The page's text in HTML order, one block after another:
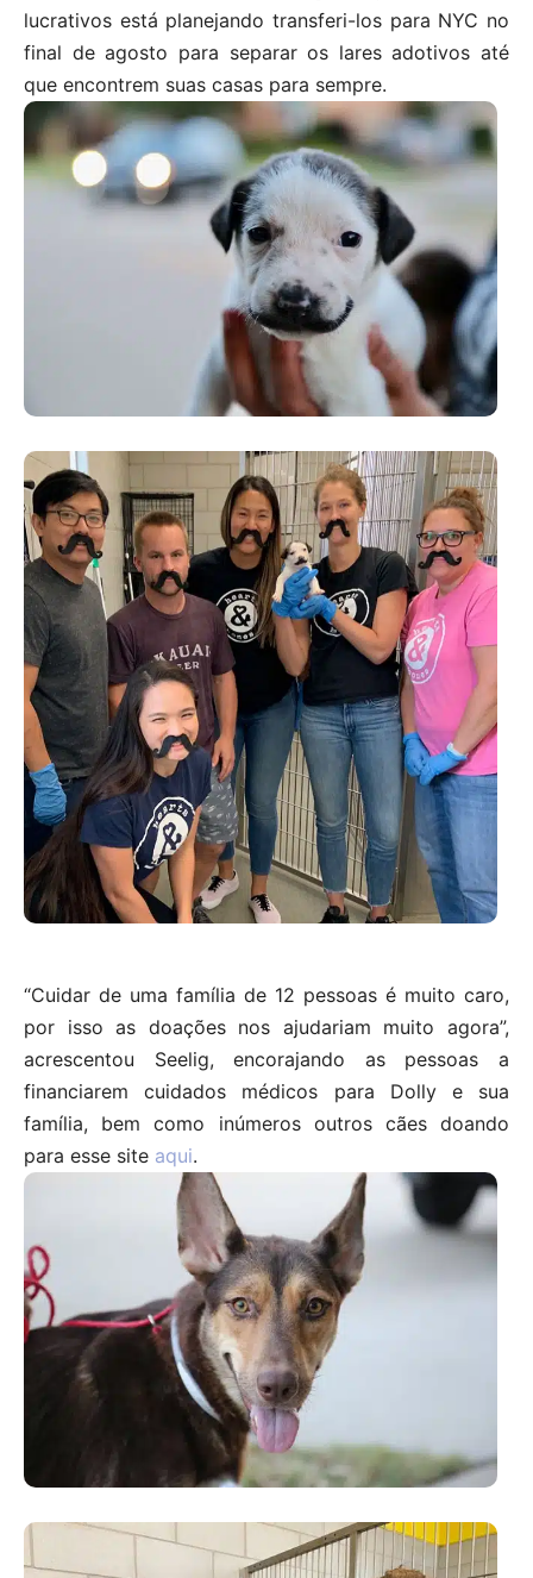
lucrativos está planejando transferi-los para NYC no
final de agosto para separar os lares adotivos até
que encontrem suas casas para sempre.
“Cuidar de uma família de 12 pessoas é muito caro,
por isso as doações nos ajudariam muito agora”,
acrescentou Seelig, encorajando as pessoas a
financiarem cuidados médicos para Dolly e sua
família, bem como inúmeros outros cães doando
para esse site aqui.